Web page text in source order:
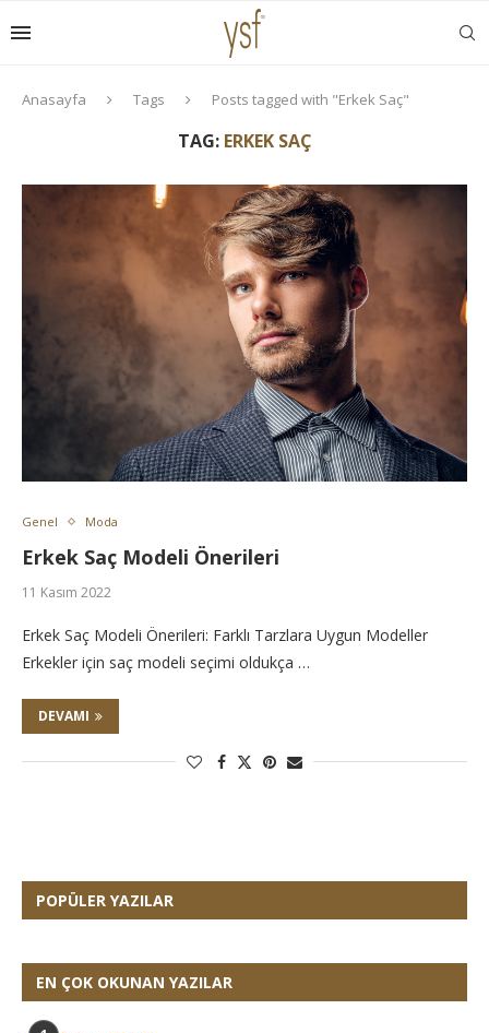
Anasayfa Tags Posts tagged with "Erkek Saç"
TAG: ERKEK SAÇ
Genel Moda
Erkek Saç Modeli Önerileri
11 Kasım 2022
Erkek Saç Modeli Önerileri: Farklı Tarzlara Uygun Modeller
Erkekler için saç modeli seçimi oldukça …
DEVAMI
POPÜLER YAZILAR
EN ÇOK OKUNAN YAZILAR